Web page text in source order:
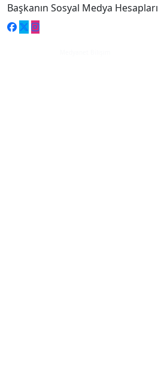
Başkanın Sosyal Medya Hesapları